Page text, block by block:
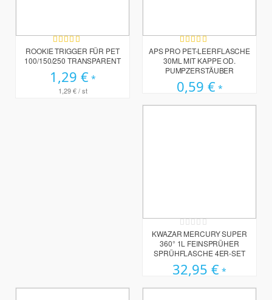
Bewertung:
100%
ROOKIE TRIGGER FÜR PET
100/150/250 TRANSPARENT
1,29 €
1,29 €/ st
Bewertung:
100%
APS PRO PET-LEERFLASCHE
30ML MIT KAPPE OD.
PUMPZERSTÄUBER
0,59 €
Rating:
0%
KWAZAR MERCURY SUPER
360° 1L FEINSPRÜHER
SPRÜHFLASCHE 4ER-SET
32,95 €